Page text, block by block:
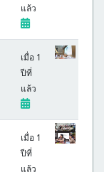
แล้ว
เมื่อ 1
ปีที่
แล้ว
เมื่อ 1
ปีที่
แล้ว